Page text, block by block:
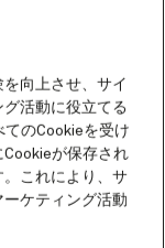
向上させ、サイ
活動に役立てる
のCookieを受け
が保存され
これにより、サ
ケティング活動